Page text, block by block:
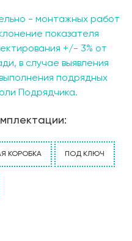
- монтажных работ
показателя
+/- 3% от
в случае выявления
подрядных
Подрядчика.
КОРОБКА ПОД КЛЮЧ